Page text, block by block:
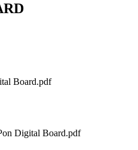
Board.pdf
Digital Board.pdf